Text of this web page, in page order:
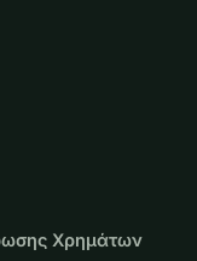
Χρημάτων